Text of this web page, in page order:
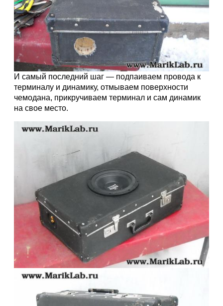
И самый последний шаг — подпаиваем провода к
терминалу и динамику, отмываем поверхности
чемодана, прикручиваем терминал и сам динамик
на свое место.